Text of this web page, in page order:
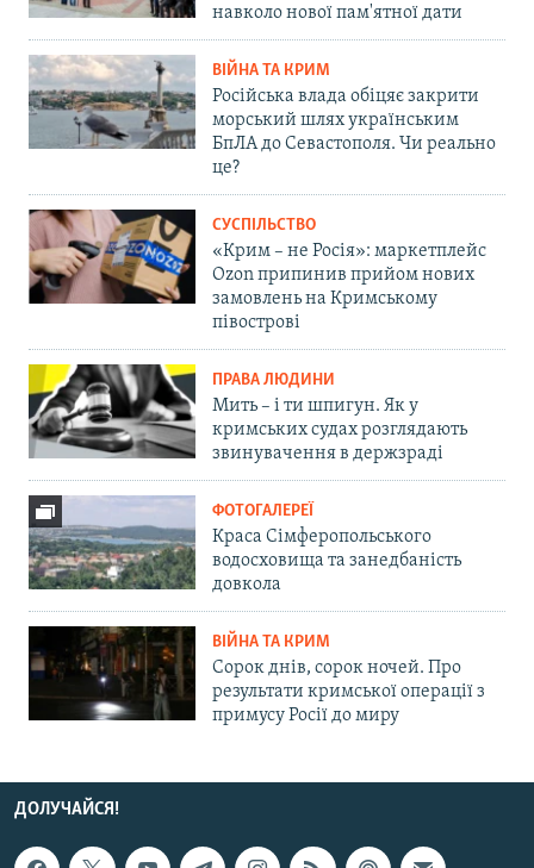
навколо нової пам'ятної дати
ВІЙНА ТА КРИМ
Російська влада обіцяє закрити
морський шлях українським
БпЛА до Севастополя. Чи реально
це?
СУСПІЛЬСТВО
«Крим – не Росія»: маркетплейс
Ozon припинив прийом нових
замовлень на Кримському
півострові
ПРАВА ЛЮДИНИ
Мить – і ти шпигун. Як у
кримських судах розглядають
звинувачення в держзраді
ФОТОГАЛЕРЕЇ
Краса Сімферопольського
водосховища та занедбаність
довкола
ВІЙНА ТА КРИМ
Сорок днів, сорок ночей. Про
результати кримської операції з
примусу Росії до миру
ДОЛУЧАЙСЯ!